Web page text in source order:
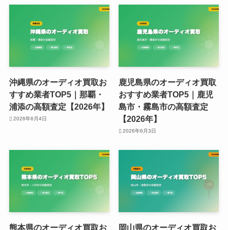
沖縄県のオーディオ買取お
すすめ業者TOP5｜那覇・
浦添の高額査定【2026年】
2026年6月4日
鹿児島県のオーディオ買取
おすすめ業者TOP5｜鹿児
島市・霧島市の高額査定
【2026年】
2026年6月3日
熊本県のオーディオ買取お
岡山県のオーディオ買取お